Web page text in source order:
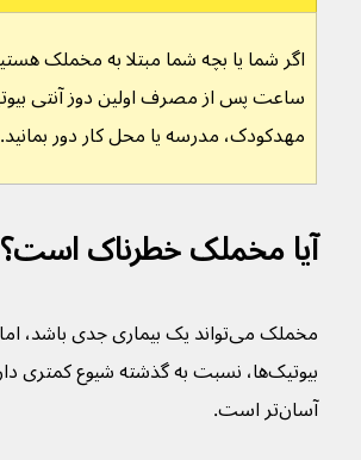
ساعت پس از مصرف اولین دوز آنتی
مهدکودک، مدرسه یا محل کار دور بمانید.
آیا مخملک خطرناک است؟
مخملک می‌تواند یک بیماری جدی
بیوتیک‌ها، نسبت به گذشته شیوع کمتری
آسان‌تر است.